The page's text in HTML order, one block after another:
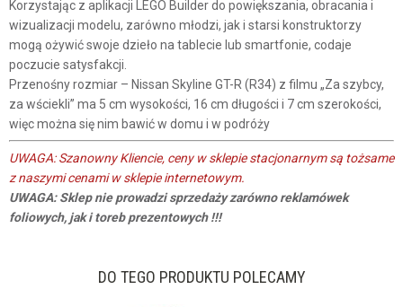
Korzystając z aplikacji LEGO Builder do powiększania, obracania i
wizualizacji modelu, zarówno młodzi, jak i starsi konstruktorzy
mogą ożywić swoje dzieło na tablecie lub smartfonie, codaje
poczucie satysfakcji.
Przenośny rozmiar – Nissan Skyline GT-R (R34) z filmu „Za szybcy,
za wściekli” ma 5 cm wysokości, 16 cm długości i 7 cm szerokości,
więc można się nim bawić w domu i w podróży
UWAGA: Szanowny Kliencie, ceny w sklepie stacjonarnym są tożsame
z naszymi cenami w sklepie internetowym.
UWAGA: Sklep nie prowadzi sprzedaży zarówno reklamówek
foliowych, jak i toreb prezentowych !!!
DO TEGO PRODUKTU POLECAMY